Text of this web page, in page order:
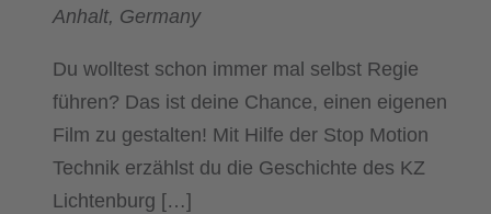
Anhalt, Germany
Du wolltest schon immer mal selbst Regie
führen? Das ist deine Chance, einen eigenen
Film zu gestalten! Mit Hilfe der Stop Motion
Technik erzählst du die Geschichte des KZ
Lichtenburg […]